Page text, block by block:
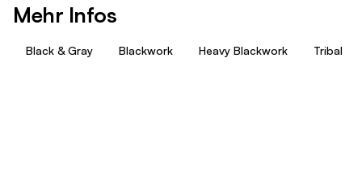
Mehr Infos
Black & Gray Blackwork Heavy Blackwork Tribal